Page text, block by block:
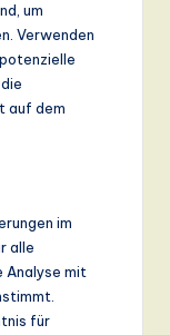
um
Verwenden
auf dem
im
alle
Analyse mit
für